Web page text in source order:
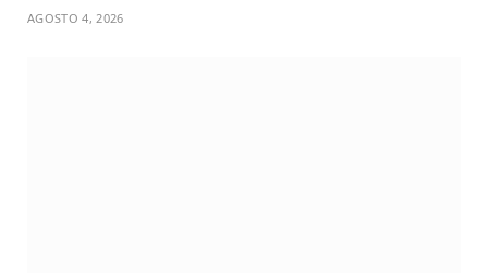
AGOSTO 4, 2026